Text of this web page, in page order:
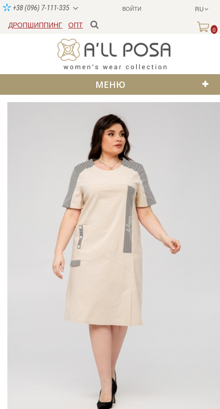
ВОЙТИ RU
+38 (096) 7-111-335
ДРОПШИППИНГ ОПТ
0
МЕНЮ